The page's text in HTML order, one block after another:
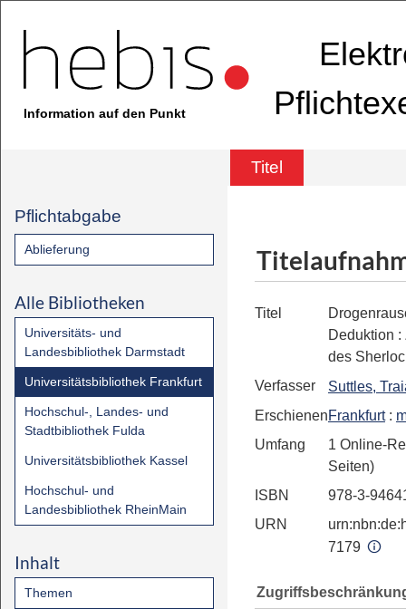
Information auf den Punkt
Titel
Pflichtabgabe
Ablieferung
Alle Bibliotheken
Universitäts- und
Landesbibliothek Darmstadt
Universitätsbibliothek Frankfurt
Hochschul-, Landes- und
Stadtbibliothek Fulda
Universitätsbibliothek Kassel
Hochschul- und
Landesbibliothek RheinMain
Inhalt
Themen
Titel
Deduktion :
des
Verfasser
Suttles,
ErschienenFrankfurt:
Umfang
1 Online-
Seiten)
ISBN
978-3-
URN
7179